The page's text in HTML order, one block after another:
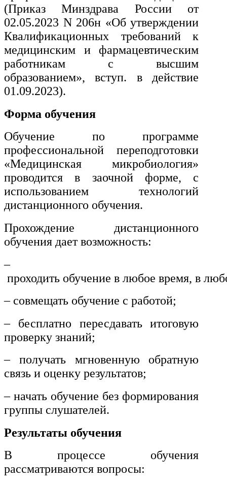
и информативно-библиотечное
дело
Управление в технических
системах
Ветеринария и зоотехника
Подготовка к периодической
Основные Услуги
Дополнительные Услуги
(Приказ Минздрава России от
02.05.2023 N 206н «Об утверждении
Квалификационных требований к
медицинским и фармацевтическим
работникам с высшим
образованием», вступ. в действие
01.09.2023).
Форма обучения
Обучение по программе
профессиональной переподготовки
«Медицинская микробиология»
проводится в заочной форме, с
использованием технологий
дистанционного обучения.
Прохождение дистанционного
обучения дает возможность:
–
проходить обучение в любое время, в
– совмещать обучение с работой;
– бесплатно пересдавать итоговую
проверку знаний;
– получать мгновенную обратную
связь и оценку результатов;
– начать обучение без формирования
группы слушателей.
Результаты обучения
В процессе обучения
рассматриваются вопросы: